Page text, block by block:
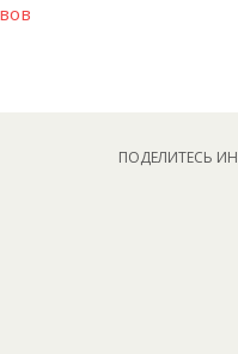
ПОДЕЛИТЕСЬ